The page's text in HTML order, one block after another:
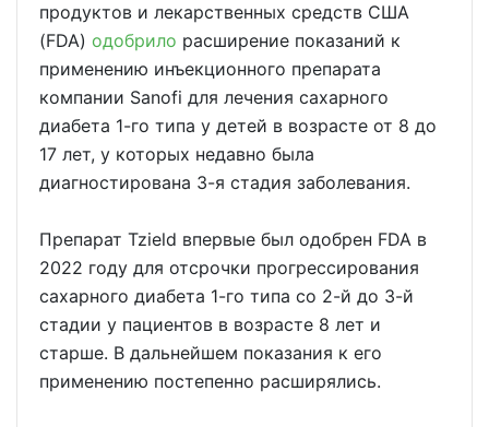
продуктов и лекарственных средств США
(FDA) одобрило расширение показаний к
применению инъекционного препарата
компании Sanofi для лечения сахарного
диабета 1-го типа у детей в возрасте от 8 до
17 лет, у которых недавно была
диагностирована 3-я стадия заболевания.
Препарат Tzield впервые был одобрен FDA в
2022 году для отсрочки прогрессирования
сахарного диабета 1-го типа со 2-й до 3-й
стадии у пациентов в возрасте 8 лет и
старше. В дальнейшем показания к его
применению постепенно расширялись.